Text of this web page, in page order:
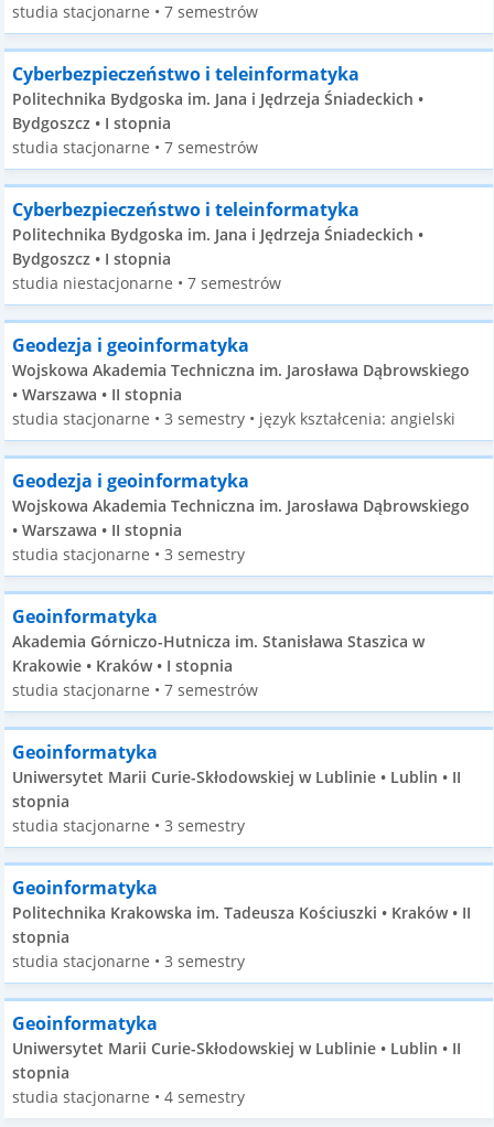
studia stacjonarne • 7 semestrów
Cyberbezpieczeństwo i teleinformatyka
Politechnika Bydgoska im. Jana i Jędrzeja Śniadeckich •
Bydgoszcz • I stopnia
studia stacjonarne • 7 semestrów
Cyberbezpieczeństwo i teleinformatyka
Politechnika Bydgoska im. Jana i Jędrzeja Śniadeckich •
Bydgoszcz • I stopnia
studia niestacjonarne • 7 semestrów
Geodezja i geoinformatyka
Wojskowa Akademia Techniczna im. Jarosława Dąbrowskiego
• Warszawa • II stopnia
studia stacjonarne • 3 semestry • język kształcenia: angielski
Geodezja i geoinformatyka
Wojskowa Akademia Techniczna im. Jarosława Dąbrowskiego
• Warszawa • II stopnia
studia stacjonarne • 3 semestry
Geoinformatyka
Akademia Górniczo-Hutnicza im. Stanisława Staszica w
Krakowie • Kraków • I stopnia
studia stacjonarne • 7 semestrów
Geoinformatyka
Uniwersytet Marii Curie-Skłodowskiej w Lublinie • Lublin • II
stopnia
studia stacjonarne • 3 semestry
Geoinformatyka
Politechnika Krakowska im. Tadeusza Kościuszki • Kraków • II
stopnia
studia stacjonarne • 3 semestry
Geoinformatyka
Uniwersytet Marii Curie-Skłodowskiej w Lublinie • Lublin • II
stopnia
studia stacjonarne • 4 semestry